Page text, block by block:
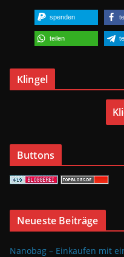
spenden
teilen
Klingel
Buttons
Neueste Beiträge
Nanobag – Einkaufen mit